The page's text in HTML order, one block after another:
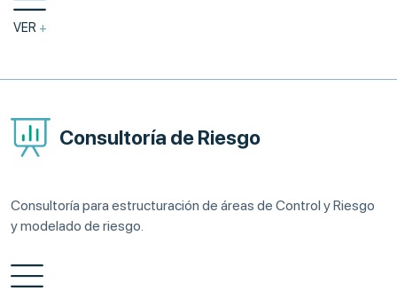
VER +
Consultoría de Riesgo
Consultoría para estructuración de áreas de Control y Riesgo
y modelado de riesgo.